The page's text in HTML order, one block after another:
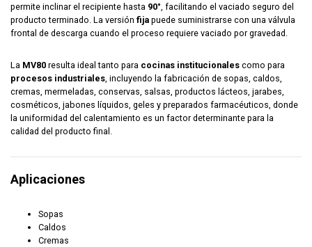
permite inclinar el recipiente hasta 90° , facilitando el vaciado seguro del
producto terminado. La versión fija puede suministrarse con una válvula
frontal de descarga cuando el proceso requiere vaciado por gravedad.
La MV80 resulta ideal tanto para cocinas institucionales como para
procesos industriales , incluyendo la fabricación de sopas, caldos,
cremas, mermeladas, conservas, salsas, productos lácteos, jarabes,
cosméticos, jabones líquidos, geles y preparados farmacéuticos, donde
la uniformidad del calentamiento es un factor determinante para la
calidad del producto final.
Aplicaciones
Sopas
Caldos
Cremas